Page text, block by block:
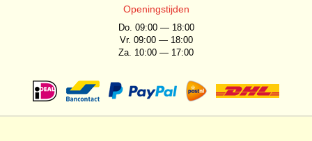
Openingstijden
Do. 09:00 — 18:00
Vr. 09:00 — 18:00
Za. 10:00 — 17:00